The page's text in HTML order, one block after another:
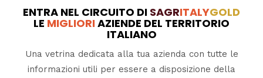
ENTRA NEL CIRCUITO DI SAGRITALYGOLD
LE MIGLIORIAZIENDE DEL TERRITORIO
ITALIANO
Una vetrina dedicata alla tua azienda con tutte le
informazioni utili per essere a disposizione della